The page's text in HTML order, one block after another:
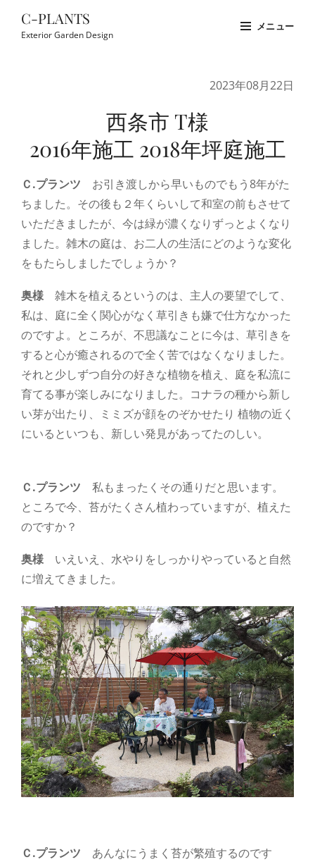
C-PLANTS
Exterior Garden Design
メニュー
2023年08月22日
西条市 T様
2016年施工 2018年坪庭施工
Ｃ.プランツ お引き渡しから早いものでもう8年がた
ちました。その後も２年くらいして和室の前もさせて
いただきましたが、今は緑が濃くなりずっとよくなり
ました。雑木の庭は、お二人の生活にどのような変化
をもたらしましたでしょうか？
奥様 雑木を植えるというのは、主人の要望でして、
私は、庭に全く関心がなく草引きも嫌で仕方なかった
のですよ。ところが、不思議なことに今は、草引きを
すると心が癒されるので全く苦ではなくなりました。
それと少しずつ自分の好きな植物を植え、庭を私流に
育てる事が楽しみになりました。コナラの種から新し
い芽が出たり、ミミズが顔をのぞかせたり 植物の近く
にいるといつも、新しい発見があってたのしい。
Ｃ.プランツ 私もまったくその通りだと思います。
ところで今、苔がたくさん植わっていますが、植えた
のですか？
奥様 いえいえ、水やりをしっかりやっていると自然
に増えてきました。
Ｃ.プランツ あんなにうまく苔が繁殖するのです